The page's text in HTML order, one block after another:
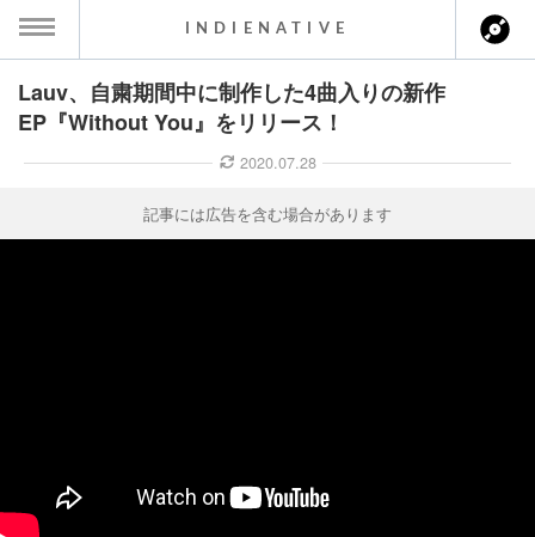
MENU
ト
INDIENATIVE
Lauv、自粛期間中に制作した4曲入りの新作
EP『Without You』をリリース！
2020.07.28
記事には広告を含む場合があります